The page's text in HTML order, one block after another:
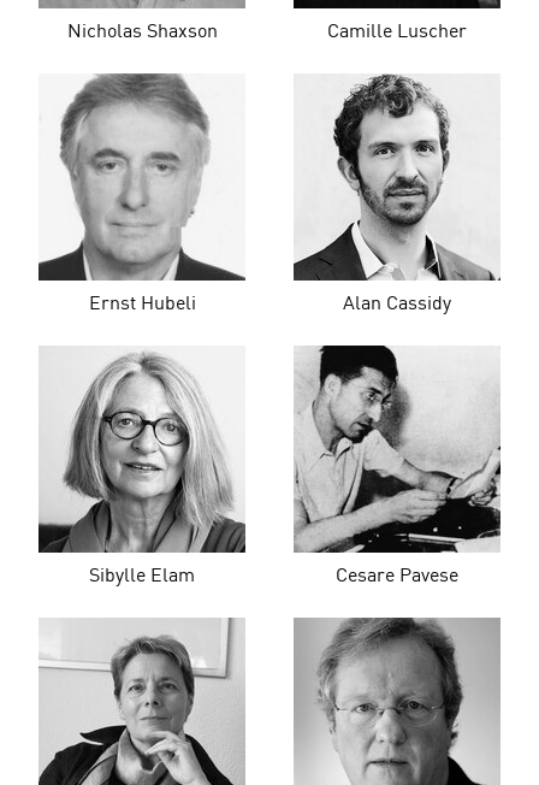
Nicholas Shaxson Camille Luscher
Ernst Hubeli Alan Cassidy
Sibylle Elam Cesare Pavese